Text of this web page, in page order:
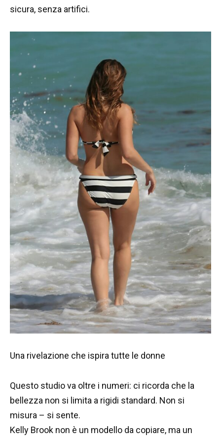
sicura, senza artifici.
Una rivelazione che ispira tutte le donne
Questo studio va oltre i numeri: ci ricorda che la
bellezza non si limita a rigidi standard. Non si
misura – si sente.
Kelly Brook non è un modello da copiare, ma un